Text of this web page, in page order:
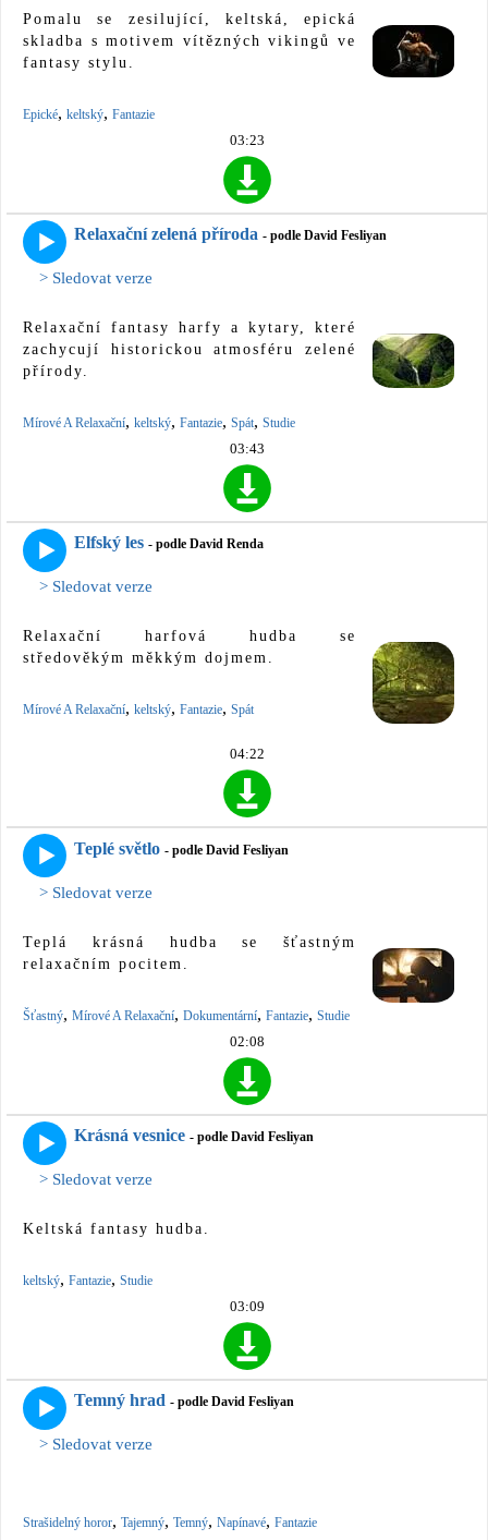
Pomalu se zesilující, keltská, epická
skladba s motivem vítězných vikingů ve
fantasy stylu.
Epické, keltský, Fantazie
03:23
Relaxační zelená příroda - podle David Fesliyan
> Sledovat verze
Relaxační fantasy harfy a kytary, které
zachycují historickou atmosféru zelené
přírody.
Mírové A Relaxační, keltský, Fantazie, Spát, Studie
03:43
Elfský les - podle David Renda
> Sledovat verze
Relaxační harfová hudba se
středověkým měkkým dojmem.
Mírové A Relaxační, keltský, Fantazie, Spát
04:22
Teplé světlo - podle David Fesliyan
> Sledovat verze
Teplá krásná hudba se šťastným
relaxačním pocitem.
Šťastný, Mírové A Relaxační, Dokumentární, Fantazie, Studie
02:08
Krásná vesnice - podle David Fesliyan
> Sledovat verze
Keltská fantasy hudba.
keltský, Fantazie, Studie
03:09
Temný hrad - podle David Fesliyan
> Sledovat verze
Strašidelný horor, Tajemný, Temný, Napínavé, Fantazie